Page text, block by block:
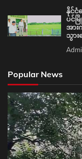
နိုင်ငံ
ပင်မ
အား
သွား
Popular News